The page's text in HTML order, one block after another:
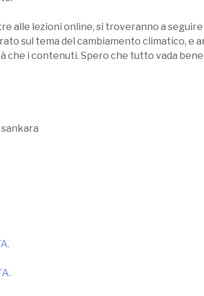
alle lezioni online, si troveranno a
sul tema del cambiamento climatico, e
i contenuti. Spero che tutto vada